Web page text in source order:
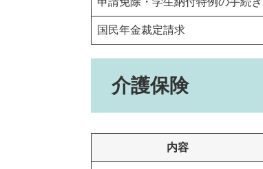
国民年金裁定請求
介護保険
内容